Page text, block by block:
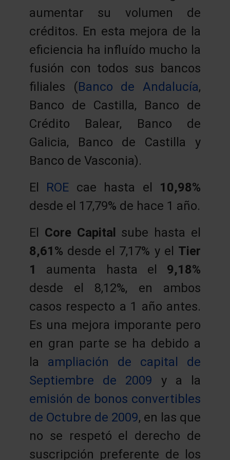
aumentar su volumen de
créditos. En esta mejora de la
eficiencia ha influído mucho la
fusión con todos sus bancos
filiales (Banco de Andalucía,
Banco de Castilla, Banco de
Crédito Balear, Banco de
Galicia, Banco de Castilla y
Banco de Vasconia).
El ROE cae hasta el 10,98%
desde el 17,79% de hace 1 año.
El Core Capital sube hasta el
8,61% desde el 7,17% y el Tier
1 aumenta hasta el 9,18%
desde el 8,12%, en ambos
casos respecto a 1 año antes.
Es una mejora imporante pero
en gran parte se ha debido a
la ampliación de capital de
Septiembre de 2009 y a la
emisión de bonos convertibles
de Octubre de 2009, en las que
no se respetó el derecho de
suscripción preferente de los